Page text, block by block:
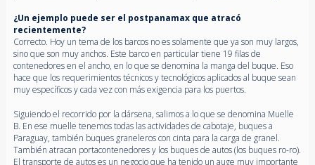
¿Un ejemplo puede ser el postpanamax que atracó
recientemente?
Correcto. Hoy un tema de los barcos no es solamente que ya son muy largos,
sino que son muy anchos. Este barco en particular tiene 19 filas de
contenedores en el ancho, en lo que se denomina la manga del buque. Eso
hace que los requerimientos técnicos y tecnológicos aplicados al buque sean
muy específicos y cada vez con más exigencia para los puertos.
Siguiendo el recorrido por la dársena, salimos a lo que se denomina Muelle
B. En ese muelle tenemos todas las actividades de cabotaje, buques a
Paraguay, también buques graneleros con cinta para la carga de granel.
También atracan portacontenedores y los buques de autos (los buques ro-ro).
El transporte de autos es un negocio que ha tenido un auge muy importante